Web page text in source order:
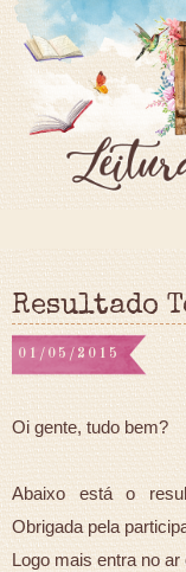
Resultado
01/05/2015
Oi gente, tudo bem?
Abaixo está o
Obrigada pela
Logo mais entra no ar